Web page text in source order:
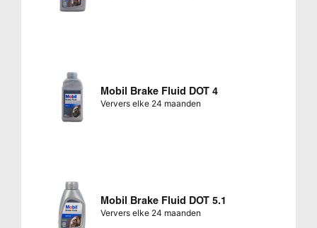
Mobil Brake Fluid DOT 4
Ververs elke 24 maanden
Mobil Brake Fluid DOT 5.1
Ververs elke 24 maanden